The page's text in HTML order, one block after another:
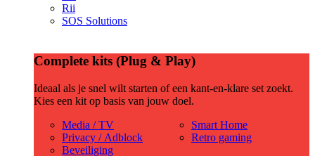
Rii
SOS Solutions
Complete kits (Plug & Play)
Ideaal als je snel wilt starten of een kant-en-klare set zoekt.
Kies een kit op basis van jouw doel.
Media / TV
Privacy / Adblock
Beveiliging
Smart Home
Retro gaming